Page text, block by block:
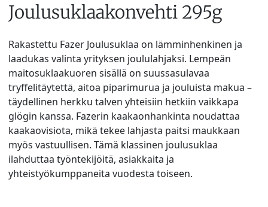
Joulusuklaakonvehti 295g
Rakastettu Fazer Joulusuklaa on lämminhenkinen ja
laadukas valinta yrityksen joululahjaksi. Lempeän
maitosuklaakuoren sisällä on suussasulavaa
tryffelitäytettä, aitoa piparimurua ja jouluista makua –
täydellinen herkku talven yhteisiin hetkiin vaikkapa
glögin kanssa. Fazerin kaakaonhankinta noudattaa
kaakaovisiota, mikä tekee lahjasta paitsi maukkaan
myös vastuullisen. Tämä klassinen joulusuklaa
ilahduttaa työntekijöitä, asiakkaita ja
yhteistyökumppaneita vuodesta toiseen.